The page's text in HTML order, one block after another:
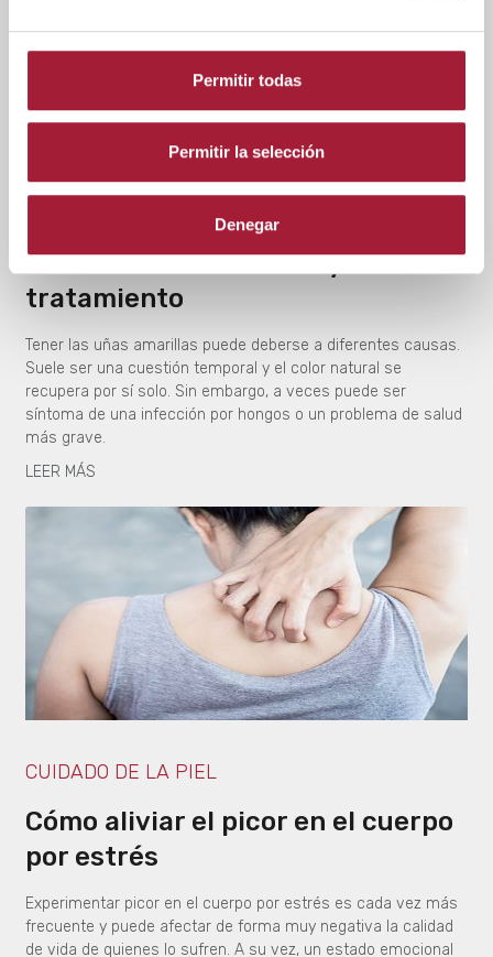
Permitir todas
Permitir la selección
Denegar
Uñas amarillas: causas y
tratamiento
Tener las uñas amarillas puede deberse a diferentes causas.
Suele ser una cuestión temporal y el color natural se
recupera por sí solo. Sin embargo, a veces puede ser
síntoma de una infección por hongos o un problema de salud
más grave.
LEER MÁS
CUIDADO DE LA PIEL
Cómo aliviar el picor en el cuerpo
por estrés
Experimentar picor en el cuerpo por estrés es cada vez más
frecuente y puede afectar de forma muy negativa la calidad
de vida de quienes lo sufren. A su vez, un estado emocional